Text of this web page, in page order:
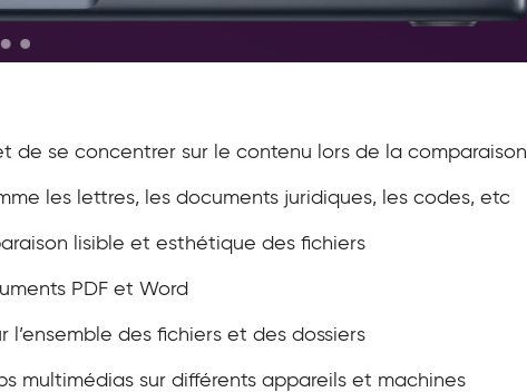
de se concentrer sur le contenu lors de la comparaison
les lettres, les documents juridiques, les codes, etc
lisible et esthétique des fichiers
PDF et Word
des fichiers et des dossiers
multimédias sur différents appareils et machines